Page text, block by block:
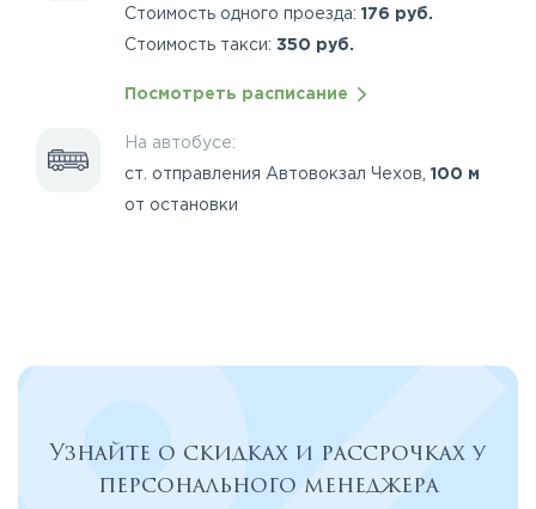
Стоимость одного проезда: 176 руб.
Стоимость такси: 350 руб.
Посмотреть расписание
На автобусе:
ст. отправления Автовокзал Чехов, 100 м
от остановки
Узнайте о скидках и рассрочках у
персонального менеджера